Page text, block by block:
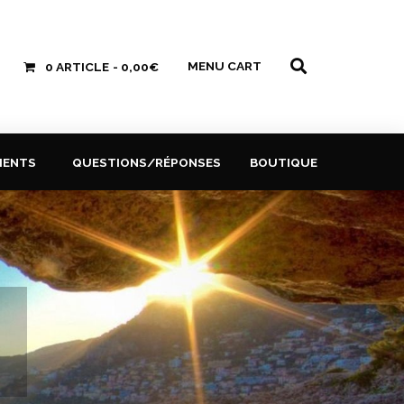
0 ARTICLE 0,00€ MENU CART
QUESTIONS/RÉPONSES BOUTIQUE